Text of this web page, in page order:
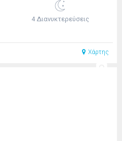
4 Διανυκτερεύσεις
Χάρτης